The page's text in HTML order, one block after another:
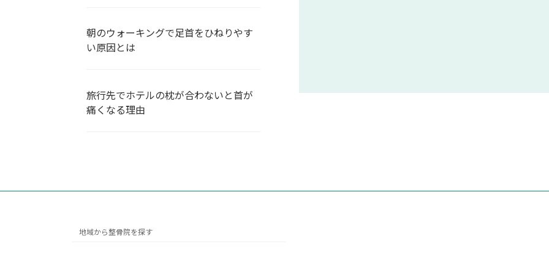
朝のウォーキングで足首をひねりやす
い原因とは
旅行先でホテルの枕が合わないと首が
痛くなる理由
地域から整骨院を探す